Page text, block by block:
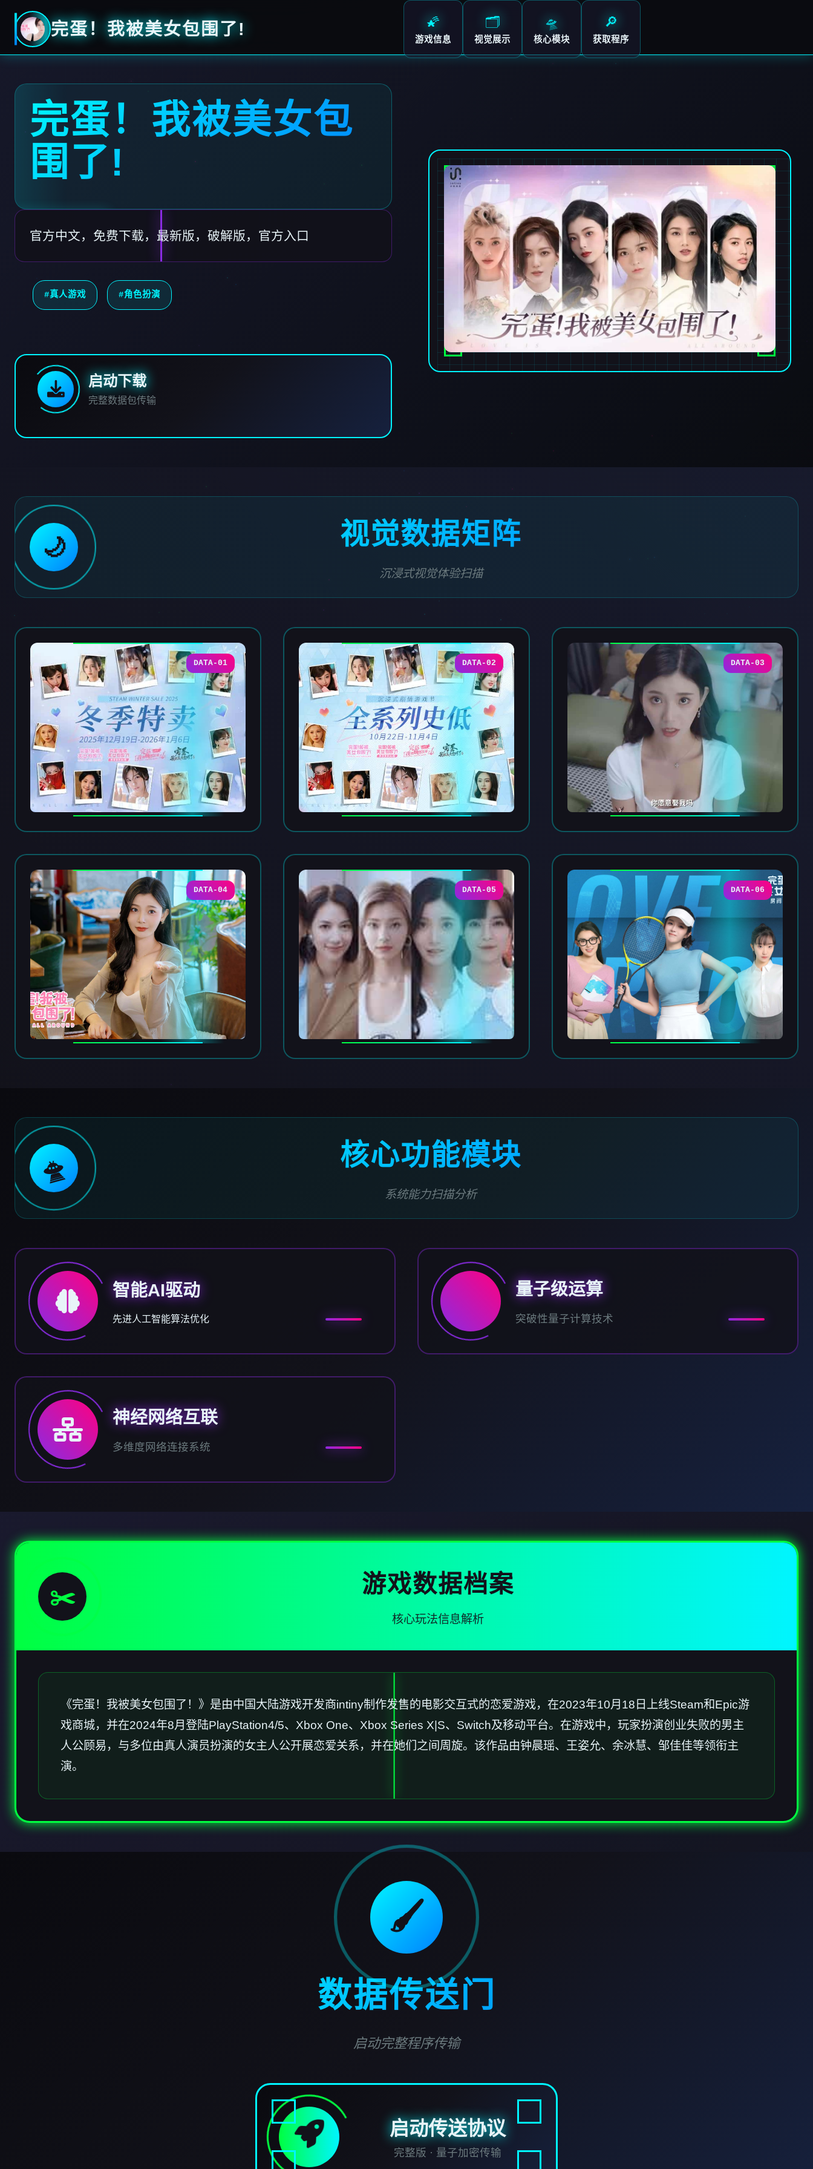
完蛋！我被美女包围了! 🌠
游戏信息
🗂️
视觉展示
🛸
核心模块
🔎
获取程序
完蛋！我被美女包
围了!
官方中文，免费下载，最新版，破解版，官方入口
#真人游戏 #角色扮演
启动下载
完整数据包传输
🌙 视觉数据矩阵
沉浸式视觉体验扫描
DATA-01 DATA-02 DATA-03
DATA-04 DATA-05 DATA-06
🛸 核心功能模块
系统能力扫描分析
智能AI驱动
先进人工智能算法优化
量子级运算
突破性量子计算技术
神经网络互联
多维度网络连接系统
✂️ 游戏数据档案
核心玩法信息解析
《完蛋！我被美女包围了！》是由中国大陆游戏开发商intiny制作发售的电影交互式的恋爱游戏，在2023年10月18日上线Steam和Epic游
戏商城，并在2024年8月登陆PlayStation4/5、Xbox One、Xbox Series X|S、Switch及移动平台。在游戏中，玩家扮演创业失败的男主
人公顾易，与多位由真人演员扮演的女主人公开展恋爱关系，并在她们之间周旋。该作品由钟晨瑶、王姿允、余冰慧、邹佳佳等领衔主
演。
🖌️
数据传送门
启动完整程序传输
启动传送协议
完整版 · 量子加密传输